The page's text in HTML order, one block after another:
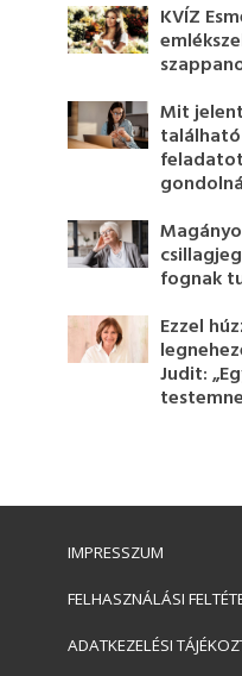
KVÍZ
Mit
fognak
Ezzel
Judit:
IMPRESSZUM
FELHASZNÁLÁSI
ADATKEZELÉSI